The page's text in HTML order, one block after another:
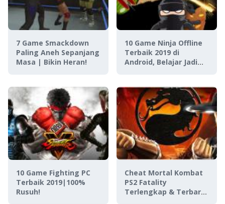
7 Game Smackdown
Paling Aneh Sepanjang
Masa | Bikin Heran!
10 Game Ninja Offline
Terbaik 2019 di
Android, Belajar Jadi
10 Game Fighting PC
Terbaik 2019|100%
Rusuh!
Cheat Mortal Kombat
PS2 Fatality
Terlengkap & Terbaru